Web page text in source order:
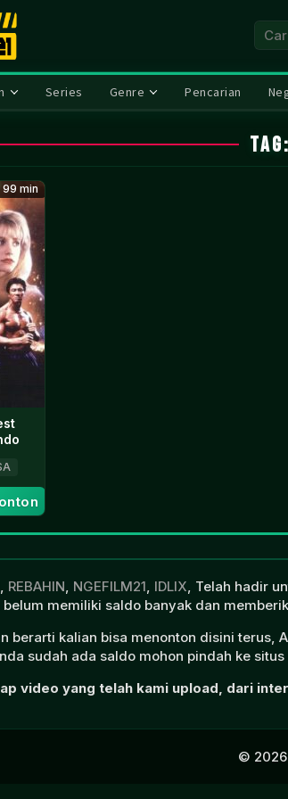
Series Genre Pencarian
Tag:
99 min
, REBAHIN, NGEFILM21, IDLIX, Telah hadir
memiliki saldo banyak dan
berarti kalian bisa menonton disini
sudah ada saldo mohon pindah ke
video yang telah kami upload, dari
©